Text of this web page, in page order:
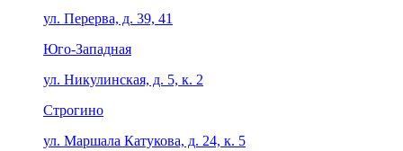
ул. Перерва, д. 39, 41
Юго-Западная
ул. Никулинская, д. 5, к. 2
Строгино
ул. Маршала Катукова, д. 24, к. 5